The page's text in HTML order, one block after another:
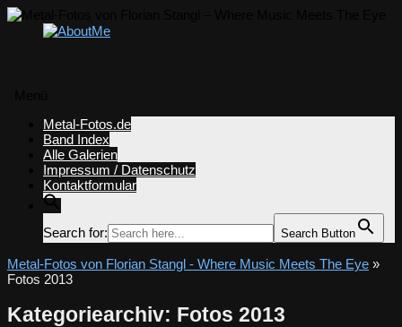
springen
Metal-Fotos.de
Band Index
Alle Galerien
Impressum / Datenschutz
Kontaktformular
Search for: Search Button
Metal-Fotos von Florian Stangl - Where Music Meets The Eye »
Fotos 2013
Kategoriearchiv: Fotos 2013